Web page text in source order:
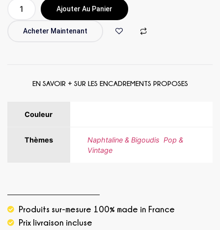
Acheter Maintenant
Ajouter Au Panier
EN SAVOIR + SUR LES ENCADREMENTS PROPOSES
Couleur
Thèmes Naphtaline & Bigoudis Pop &
Vintage
Produits sur-mesure 100% made in France
Prix livraison incluse